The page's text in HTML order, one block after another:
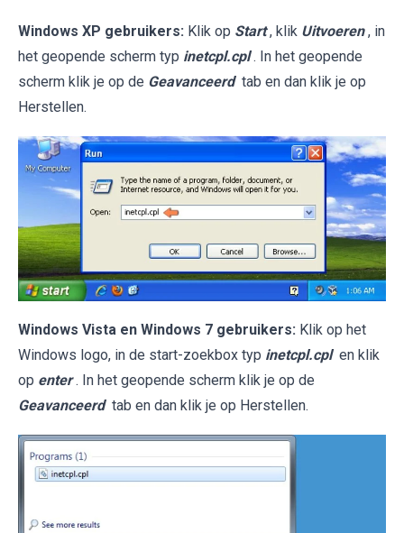
Windows XP gebruikers: Klik op Start , klik Uitvoeren , in
het geopende scherm typ inetcpl.cpl . In het geopende
scherm klik je op de Geavanceerd tab en dan klik je op
Herstellen.
Windows Vista en Windows 7 gebruikers: Klik op het
Windows logo, in de start-zoekbox typ inetcpl.cpl en klik
op enter . In het geopende scherm klik je op de
Geavanceerd tab en dan klik je op Herstellen.